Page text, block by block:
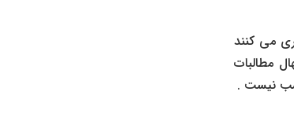
می کنند
مطالبات
نیست .